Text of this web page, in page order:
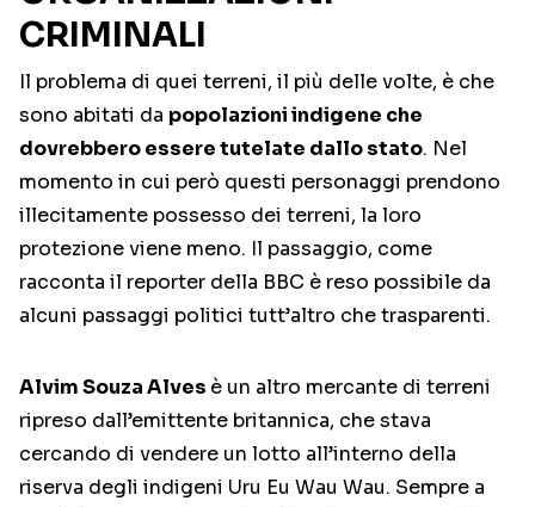
CRIMINALI
Il problema di quei terreni, il più delle volte, è che
sono abitati da popolazioni indigene che
dovrebbero essere tutelate dallo stato. Nel
momento in cui però questi personaggi prendono
illecitamente possesso dei terreni, la loro
protezione viene meno. Il passaggio, come
racconta il reporter della BBC è reso possibile da
alcuni passaggi politici tutt’altro che trasparenti.
Alvim Souza Alves è un altro mercante di terreni
ripreso dall’emittente britannica, che stava
cercando di vendere un lotto all’interno della
riserva degli indigeni Uru Eu Wau Wau. Sempre a